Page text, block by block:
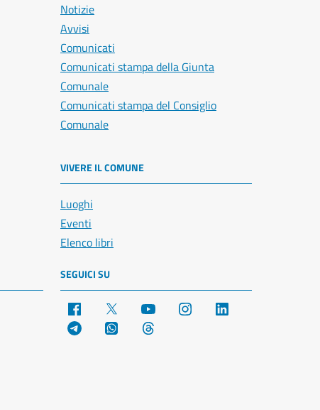
Notizie
Avvisi
Comunicati
Comunicati stampa della Giunta
Comunale
Comunicati stampa del Consiglio
Comunale
VIVERE IL COMUNE
Luoghi
Eventi
Elenco libri
SEGUICI SU
Facebook YouTube Instagram
Telegram WhatsApp